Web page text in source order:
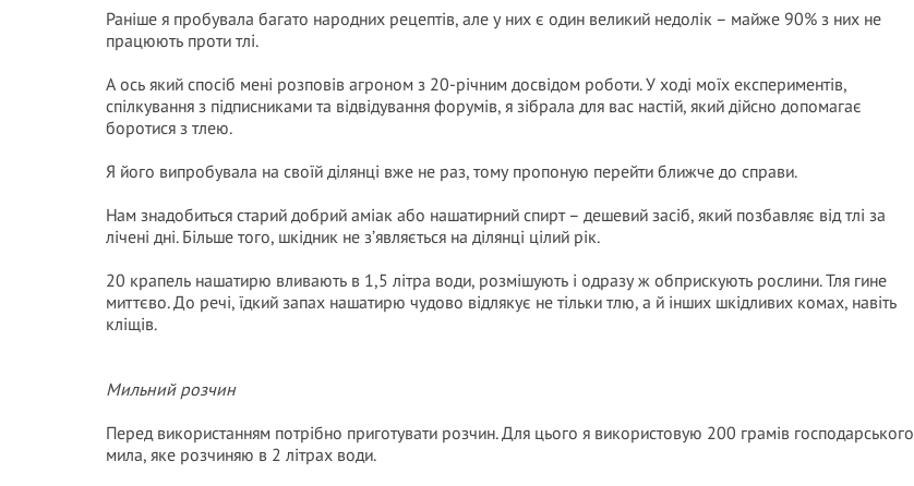
Раніше я пробувала багато народних рецептів, але у них є один великий недолік – майже 90% з них не
працюють проти тлі.
А ось який спосіб мені розповів агроном з 20-річним досвідом роботи. У ході моїх експериментів,
спілкування з підписниками та відвідування форумів, я зібрала для вас настій, який дійсно допомагає
боротися з тлею.
Я його випробувала на своїй ділянці вже не раз, тому пропоную перейти ближче до справи.
Нам знадобиться старий добрий аміак або нашатирний спирт – дешевий засіб, який позбавляє від тлі за
лічені дні. Більше того, шкідник не з’являється на ділянці цілий рік.
20 крапель нашатирю вливають в 1,5 літра води, розмішують і одразу ж обприскують рослини. Тля гине
миттєво. До речі, їдкий запах нашатирю чудово відлякує не тільки тлю, а й інших шкідливих комах, навіть
кліщів.
Мильний розчин
Перед використанням потрібно приготувати розчин. Для цього я використовую 200 грамів господарського
мила, яке розчиняю в 2 літрах води.